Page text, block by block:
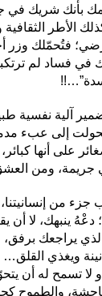
بأنك شريك في
الأطر الثقافية
فتُحمّلك وزر
فساد لم
آلية نفسية
تحولت إلى عبء
على أنها
جريمة، ومن العشق
جزء من
ينبهك، لا أن
يراجعك
ويغذي القلق…
و لا تسمح له أن
والطموح